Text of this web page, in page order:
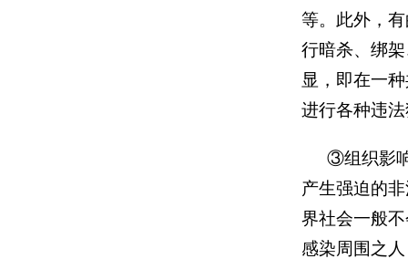
等。此外，
行暗杀、绑
显，即在一
进行各种违
③组织影
产生强迫的
界社会一般
感染周围之